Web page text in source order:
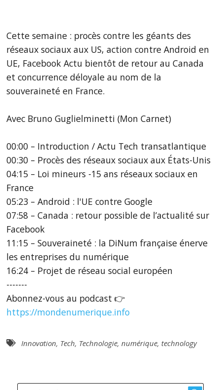
Cette semaine : procès contre les géants des
réseaux sociaux aux US, action contre Android en
UE, Facebook Actu bientôt de retour au Canada
et concurrence déloyale au nom de la
souveraineté en France.
Avec Bruno Guglielminetti (Mon Carnet)
00:00 – Introduction / Actu Tech transatlantique
00:30 – Procès des réseaux sociaux aux États-Unis
04:15 – Loi mineurs -15 ans réseaux sociaux en
France
05:23 – Android : l'UE contre Google
07:58 – Canada : retour possible de l’actualité sur
Facebook
11:15 – Souveraineté : la DiNum française énerve
les entreprises du numérique
16:24 – Projet de réseau social européen
-------
Abonnez-vous au podcast 👉
https://mondenumerique.info
Innovation, Tech, Technologie, numérique, technology